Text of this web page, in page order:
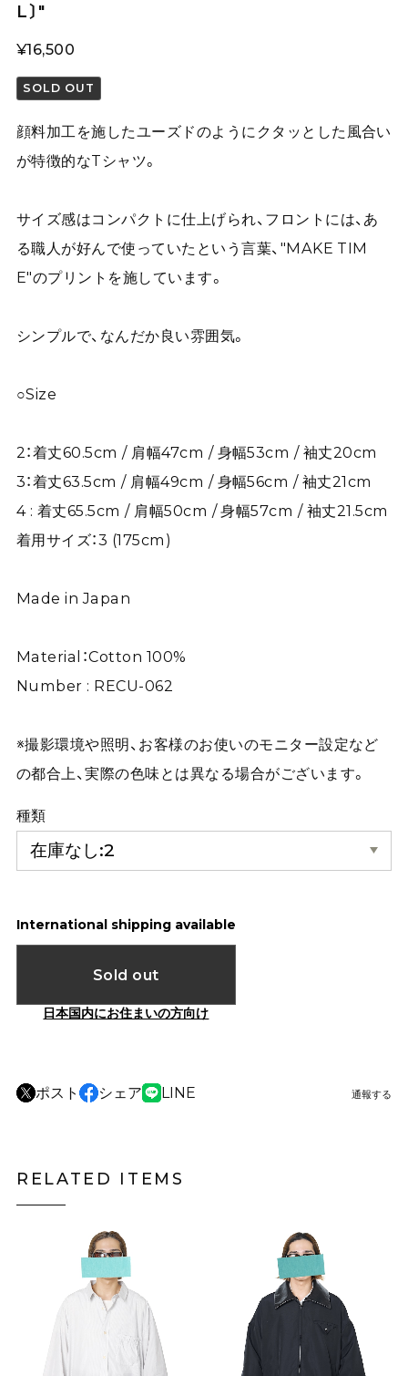
L〕"
¥16,500
SOLD OUT
顔料加工を施したユーズドのようにクタッとした風合い
が特徴的なTシャツ。
サイズ感はコンパクトに仕上げられ、フロントには、あ
る職人が好んで使っていたという言葉、"MAKE TIM
E"のプリントを施しています。
シンプルで、なんだか良い雰囲気。
○Size
2：着丈60.5cm / 肩幅47cm / 身幅53cm / 袖丈20cm
3：着丈63.5cm / 肩幅49cm / 身幅56cm / 袖丈21cm
4 : 着丈65.5cm / 肩幅50cm / 身幅57cm / 袖丈21.5cm
着用サイズ：3 (175cm)
Made in Japan
Material：Cotton 100%
Number : RECU-062
※撮影環境や照明、お客様のお使いのモニター設定など
の都合上、実際の色味とは異なる場合がございます。
種類
International shipping available
Sold out
日本国内にお住まいの方向け
ポスト シェア LINE 通報する
RELATED ITEMS